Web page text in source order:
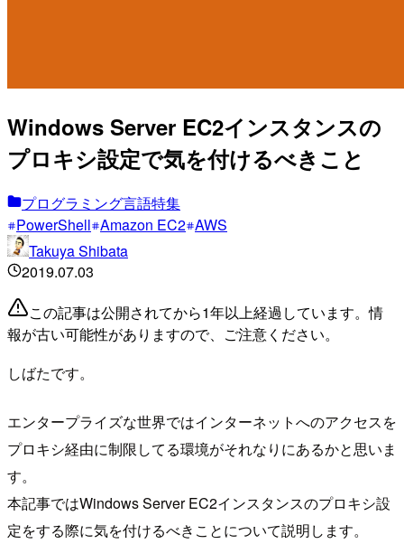
Windows Server EC2インスタンスの
プロキシ設定で気を付けるべきこと
プログラミング言語特集
PowerShell Amazon EC2 AWS
Takuya Shibata
2019.07.03
この記事は公開されてから1年以上経過しています。情
報が古い可能性がありますので、ご注意ください。
しばたです。
エンタープライズな世界ではインターネットへのアクセスを
プロキシ経由に制限してる環境がそれなりにあるかと思いま
す。
本記事ではWindows Server EC2インスタンスのプロキシ設
定をする際に気を付けるべきことについて説明します。